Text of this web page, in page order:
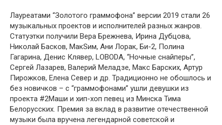
Лауреатами “Золотого граммофона” версии 2019 стали 26
музыкальных проектов и исполнителей разных жанров.
Статуэтки получили Вера Брежнева, Ирина Дубцова,
Николай Басков, МакSим, Ани Лорак, Би-2, Полина
Гагарина, Денис Клявер, LOBODA, “Ночные снайперы”,
Сергей Лазарев, Валерий Меладзе, Макс Барских, Артур
Пирожков, Елена Север и др. Традиционно не обошлось и
без новичков – с “граммофонами” ушли девушки из
проекта #2Маши и хип-хоп певец из Минска Тима
Белорусских. Премия за вклад в развитие отечественной
музыки была вручена легендарной советской и